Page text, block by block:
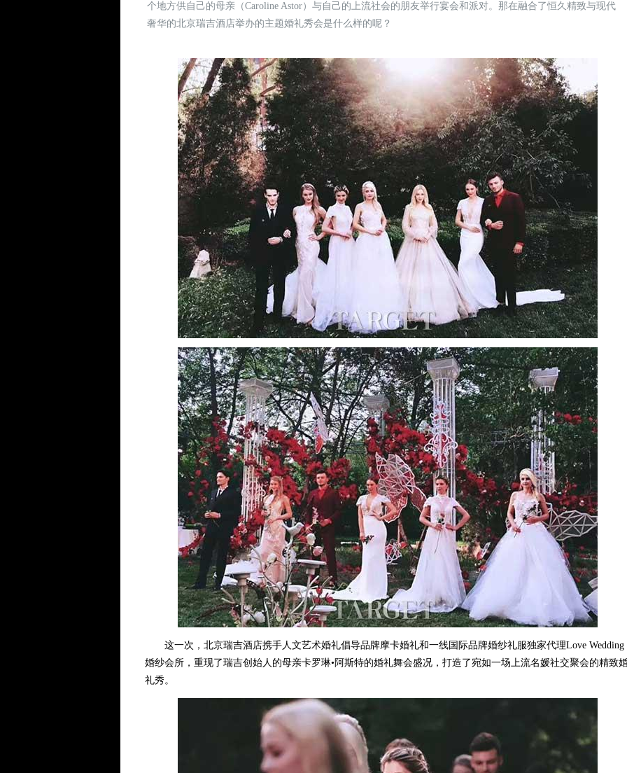
个地方供自己的母亲（Caroline Astor）与自己的上流社会的朋友举行宴会和派对。那在融合了恒久精致与现代
奢华的北京瑞吉酒店举办的主题婚礼秀会是什么样的呢？
这一次，北京瑞吉酒店携手人文艺术婚礼倡导品牌摩卡婚礼和一线国际品牌婚纱礼服独家代理Love Wedding
婚纱会所，重现了瑞吉创始人的母亲卡罗琳•阿斯特的婚礼舞会盛况，打造了宛如一场上流名媛社交聚会的精致
礼秀。